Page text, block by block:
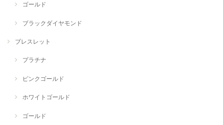
ゴールド
ブラックダイヤモンド
ブレスレット
プラチナ
ピンクゴールド
ホワイトゴールド
ゴールド